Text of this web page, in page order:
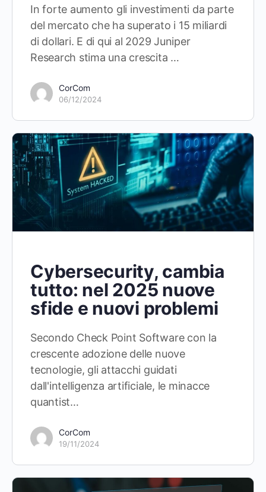
In forte aumento gli investimenti da parte
del mercato che ha superato i 15 miliardi
di dollari. E di qui al 2029 Juniper
Research stima una crescita …
CorCom
06/12/2024
Cybersecurity, cambia
tutto: nel 2025 nuove
sfide e nuovi problemi
Secondo Check Point Software con la
crescente adozione delle nuove
tecnologie, gli attacchi guidati
dall'intelligenza artificiale, le minacce
quantist…
CorCom
19/11/2024